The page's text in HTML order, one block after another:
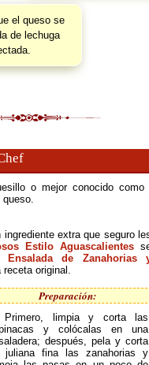
el queso se
de lechuga
o mejor conocido como
queso.
extra que seguro
Estilo Aguascalientes
Ensalada de Zanahorias
original.
Preparación:
Primero, limpia y corta las
y colócalas en una
después, pela y corta
juliana fina las zanahorias y